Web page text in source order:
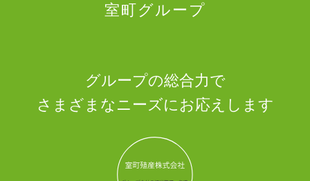
室町グループ
グループの総合力で
さまざまなニーズにお応えします